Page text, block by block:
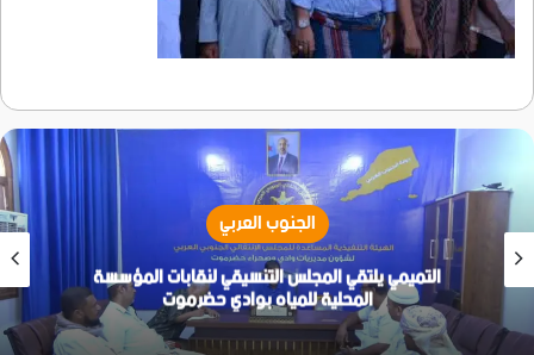
الجنوب العربي
التميمي يلتقي المجلس التنسيقي لنقابات المؤسسة
المحلية للمياه بوادي حضرموت